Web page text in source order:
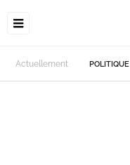
Actuellement POLITIQUE